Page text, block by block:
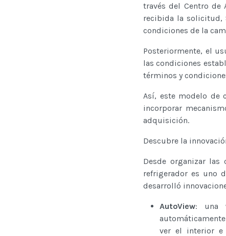
través del Centro de
recibida la solicitud,
condiciones de la
Posteriormente, el
las condiciones
términos y
Así, este modelo de
incorporar
adquisición.
Descubre la
Desde organizar las
refrigerador es uno
desarrolló
AutoView: una
ver el interior e